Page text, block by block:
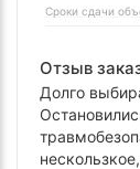
Сроки сдачи
Отзыв
Долго